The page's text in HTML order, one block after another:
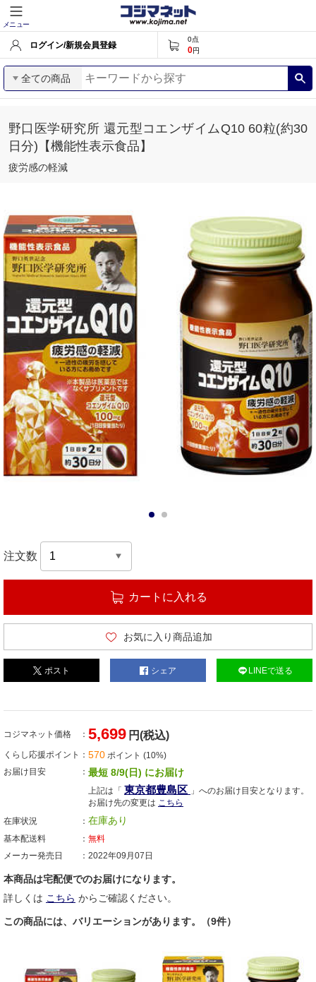
メニュー
ログイン/新規会員登録
0点
0円
全ての商品
野口医学研究所 還元型コエンザイムQ10 60粒(約30
日分)【機能性表示食品】
疲労感の軽減
注文数
カートに入れる
お気に入り商品追加
ポスト シェア LINEで送る
コジマネット価格 5,699 円(税込)
くらし応援ポイント 570 ポイント (10%)
お届け目安
最短 8/9(日) にお届け
上記は「 東京都豊島区 」へのお届け目安となります。
お届け先の変更は こちら
在庫状況
在庫あり
基本配送料
無料
メーカー発売日
2022年09月07日
本商品は宅配便でのお届けになります。
詳しくは こちら からご確認ください。
この商品には、バリエーションがあります。（9件）